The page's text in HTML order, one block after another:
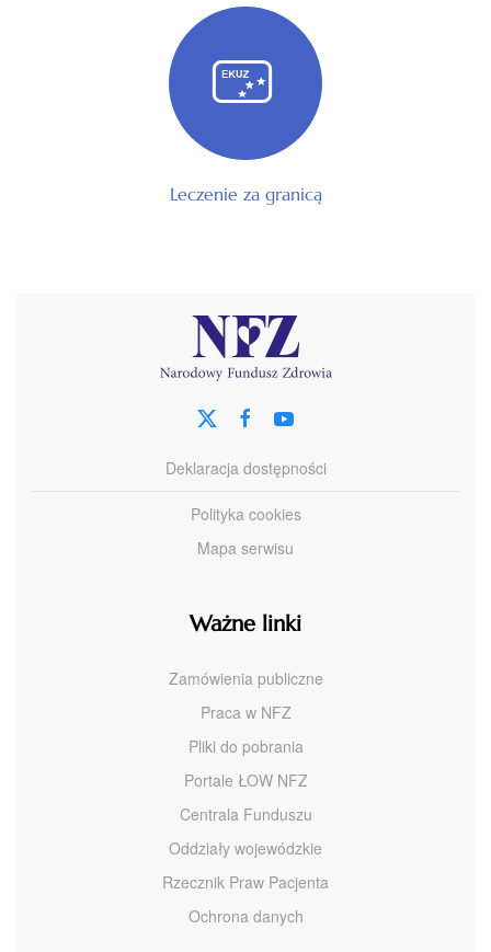
Leczenie za granicą
Deklaracja dostępności
Polityka cookies
Mapa serwisu
Ważne linki
Zamówienia publiczne
Praca w NFZ
Pliki do pobrania
Portale ŁOW NFZ
Centrala Funduszu
Oddziały wojewódzkie
Rzecznik Praw Pacjenta
Ochrona danych